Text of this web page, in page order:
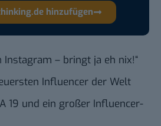
hinzufügen
Instagram – bringt ja eh nix!“
Influencer der Welt
19 und ein großer Influencer-